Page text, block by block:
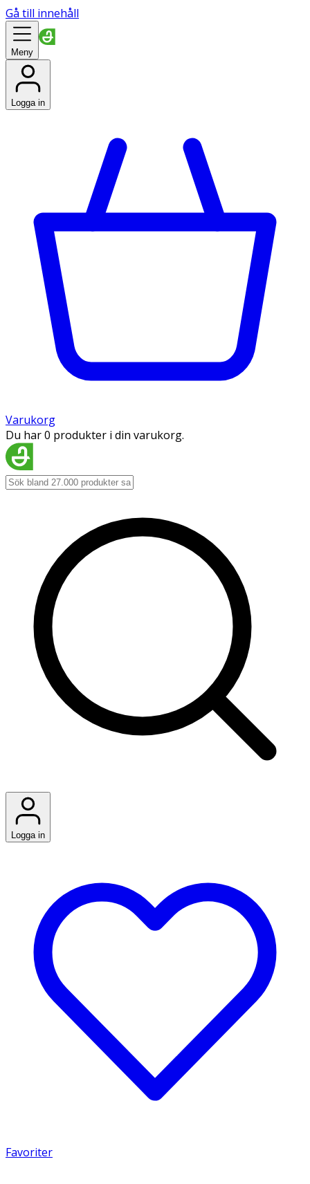
Gå till innehåll
Meny
Logga in
Varukorg
Du har 0 produkter i din varukorg.
Logga in
Favoriter